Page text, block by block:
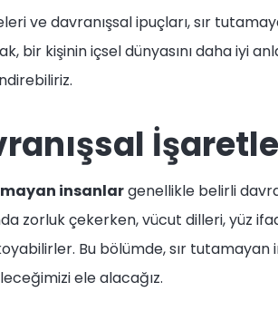
ve davranışsal ipuçları, sır
bir kişinin içsel dünyasını daha iyi
insanlargenellikle belirli
zorluk çekerken, vücut dilleri, yüz
Bu bölümde, sır tutamayan
ele alacağız.